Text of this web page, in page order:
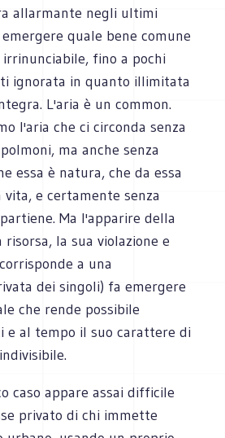
allarmante negli ultimi
quale bene comune
fino a pochi
ignorata in quanto illimitata
L'aria è un common.
l'aria che ci circonda senza
ma anche senza
essa è natura, che da essa
e certamente senza
Ma l'apparire della
la sua violazione e
a una
dei singoli) fa emergere
che rende possibile
e al tempo il suo carattere di
caso appare assai difficile
privato di chi immette